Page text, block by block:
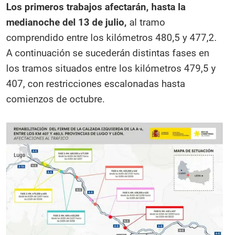
Los primeros trabajos afectarán, hasta la
medianoche del 13 de julio, al tramo
comprendido entre los kilómetros 480,5 y 477,2.
A continuación se sucederán distintas fases en
los tramos situados entre los kilómetros 479,5 y
407, con restricciones escalonadas hasta
comienzos de octubre.